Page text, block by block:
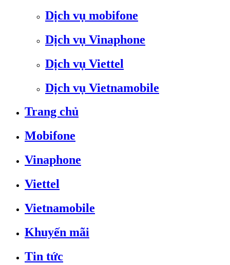
Dịch vụ mobifone
Dịch vụ Vinaphone
Dịch vụ Viettel
Dịch vụ Vietnamobile
Trang chủ
Mobifone
Vinaphone
Viettel
Vietnamobile
Khuyến mãi
Tin tức